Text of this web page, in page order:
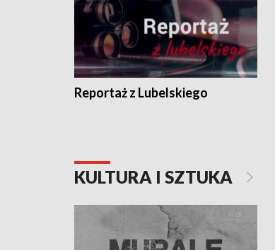
Reportaż z Lubelskiego
KULTURA I SZTUKA